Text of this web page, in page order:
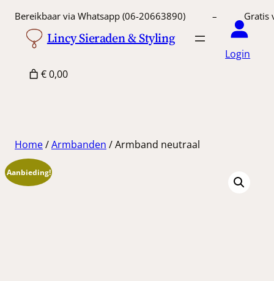
GaBereikbaar via Whatsapp (06-20663890) –
Lincy Sieraden & Styling
Login
€ 0,00
Home/Armbanden / Armband neutraal
Aanbieding!